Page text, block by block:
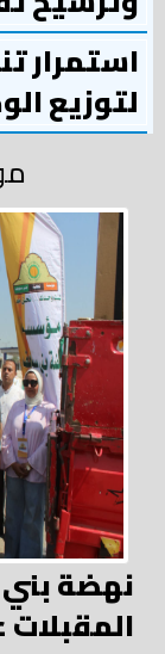
استمرار
لتوزيع
نهضة
المقبلات